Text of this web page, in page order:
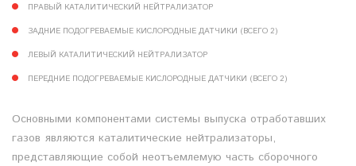
ПРАВЫЙ КАТАЛИТИЧЕСКИЙ НЕЙТРАЛИЗАТОР
ЗАДНИЕ ПОДОГРЕВАЕМЫЕ КИСЛОРОДНЫЕ ДАТЧИКИ (ВСЕГО 2)
ЛЕВЫЙ КАТАЛИТИЧЕСКИЙ НЕЙТРАЛИЗАТОР
ПЕРЕДНИЕ ПОДОГРЕВАЕМЫЕ КИСЛОРОДНЫЕ ДАТЧИКИ (ВСЕГО 2)
Основными компонентами системы выпуска отработавших
газов являются каталитические нейтрализаторы,
представляющие собой неотъемлемую часть сборочного